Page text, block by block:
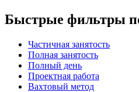
Быстрые фильтры
Частичная занятость
Полная занятость
Полный день
Проектная работа
Вахтовый метод